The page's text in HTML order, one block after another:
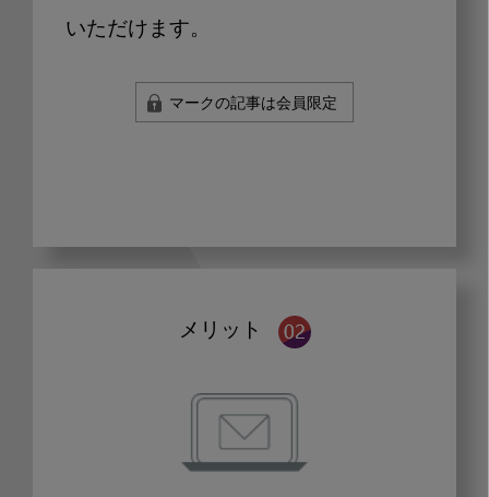
いただけます。
マークの記事は会員限定
メリット